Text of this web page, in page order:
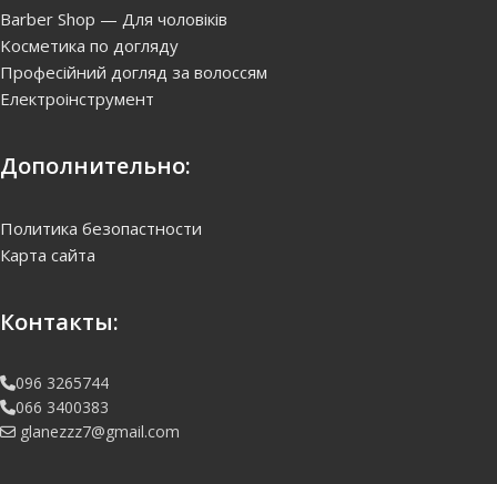
Barber Shop — Для чоловіків
Kосметика по догляду
Професійний догляд за волоссям
Електроінструмент
Дополнительно:
Политика безопастности
Карта сайта
Контакты:
096 3265744
066 3400383
glanezzz7@gmail.com